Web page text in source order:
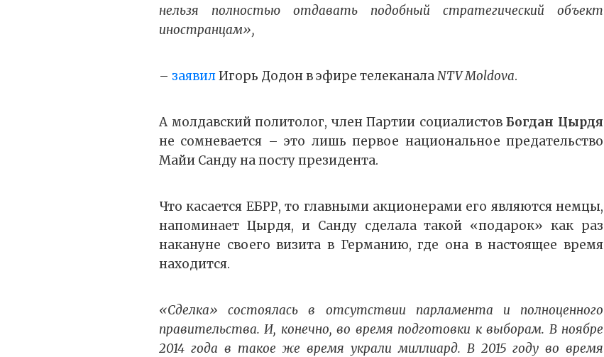
нельзя полностью отдавать подобный стратегический объект
иностранцам»,
– заявилИгорь Додон в эфире телеканалаNTV Moldova.
А молдавский политолог, член Партии социалистовБогдан Цырдя
не сомневается – это лишь первое национальное предательство
Майи Санду на посту президента.
Что касается ЕБРР, то главными акционерами его являются немцы,
напоминает Цырдя, и Санду сделала такой «подарок» как раз
накануне своего визита в Германию, где она в настоящее время
находится.
«Сделка» состоялась в отсутствии парламента и полноценного
правительства. И, конечно, во время подготовки к выборам. В ноябре
2014 года в такое же время украли миллиард. В 2015 году во время